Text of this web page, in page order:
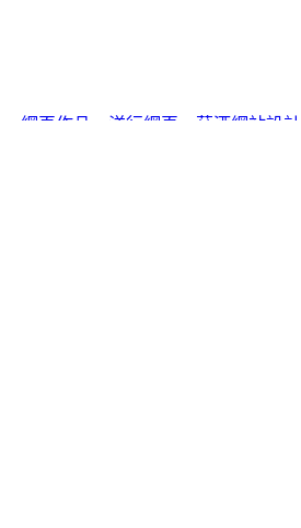
網頁作品 洋行網頁 菸酒網站設計